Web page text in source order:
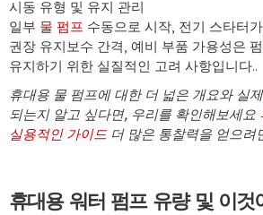
시동 유형 및 유지 관리
일부 물 펌프 수동으로 시작, 전기 스타터
권장 유지보수 간격, 예비 부품 가용성은
유지하기 위한 실질적인 고려 사항입니다..
휴대용 물 펌프에 대한 더 넓은 개요와 실
되는지 알고 싶다면, 우리를 확인해보세요
실용적인 가이드 더 많은 통찰력을 얻으려
휴대용 워터 펌프 유량 및 이것